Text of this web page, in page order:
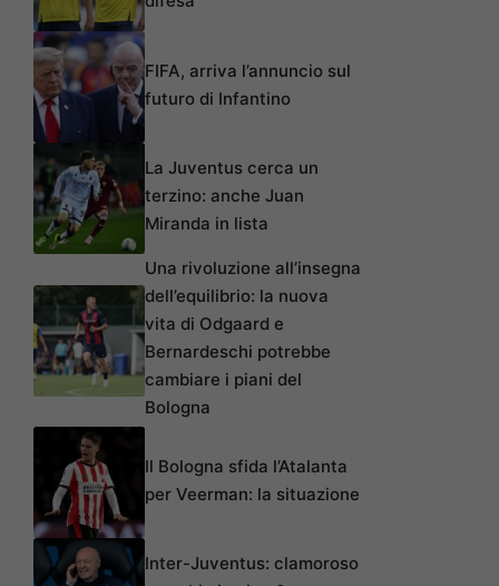
FIFA, arriva l’annuncio sul
futuro di Infantino
La Juventus cerca un
terzino: anche Juan
Miranda in lista
Una rivoluzione all’insegna
dell’equilibrio: la nuova
vita di Odgaard e
Bernardeschi potrebbe
cambiare i piani del
Bologna
Il Bologna sfida l’Atalanta
per Veerman: la situazione
Inter-Juventus: clamoroso